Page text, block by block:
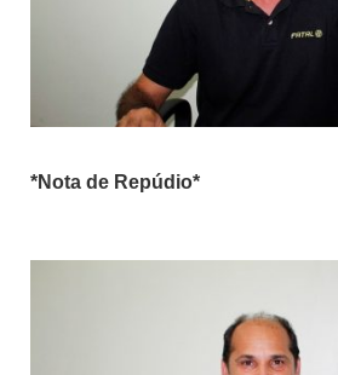
*Nota de Repúdio*